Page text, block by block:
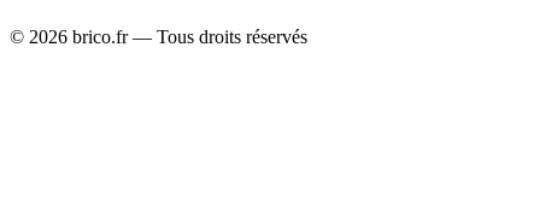
© 2026 brico.fr — Tous droits réservés